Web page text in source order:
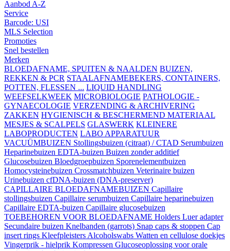
Aanbod A-Z
Service
Barcode: USI
MLS Selection
Promoties
Snel bestellen
Merken
BLOEDAFNAME, SPUITEN & NAALDEN BUIZEN,
REKKEN & PCR STAALAFNAMEBEKERS, CONTAINERS,
POTTEN, FLESSEN ... LIQUID HANDLING
WEEFSELKWEEK MICROBIOLOGIE PATHOLOGIE -
GYNAECOLOGIE VERZENDING & ARCHIVERING
ZAKKEN HYGIENISCH & BESCHERMEND MATERIAAL
MESJES & SCALPELS GLASWERK KLEINERE
LABOPRODUCTEN LABO APPARATUUR
VACUÜMBUIZEN Stollingsbuizen (citraat) / CTAD Serumbuizen
Heparinebuizen EDTA-buizen Buizen zonder additief
Glucosebuizen Bloedgroepbuizen Sporenelementbuizen
Homocysteinebuizen Crossmatchbuizen Veterinaire buizen
Urinebuizen cfDNA-buizen (DNA-preserver)
CAPILLAIRE BLOEDAFNAMEBUIZEN Capillaire
stollingsbuizen Capillaire serumbuizen Capillaire heparinebuizen
Capillaire EDTA-buizen Capillaire glucosebuizen
TOEBEHOREN VOOR BLOEDAFNAME Holders Luer adapter
Secundaire buizen Knelbanden (garrots) Snap caps & stoppen Cap
insert rings Kleefpleisters Alcoholswabs Watten en cellulose doekjes
Vingerprik - hielprik Kompressen Glucoseoplossing voor orale